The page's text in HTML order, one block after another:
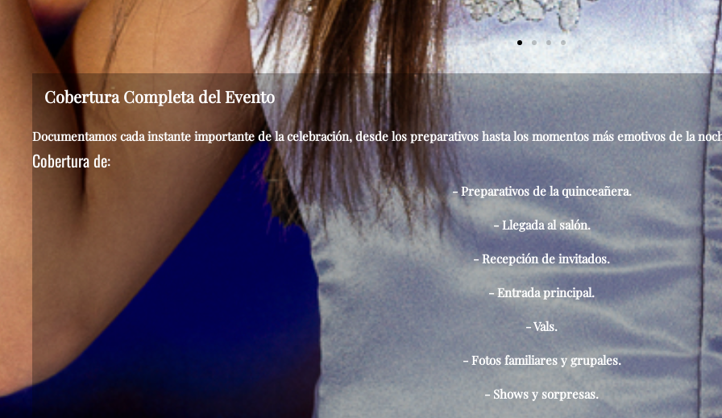
Cobertura Completa del Evento
Documentamos cada instante importante de la celebración, desde los preparativos hasta los momentos más emotivos de la
Cobertura de:
- Preparativos de la quinceañera.
- Llegada al salón.
- Recepción de invitados.
- Entrada principal.
- Vals.
- Fotos familiares y grupales.
- Shows y sorpresas.